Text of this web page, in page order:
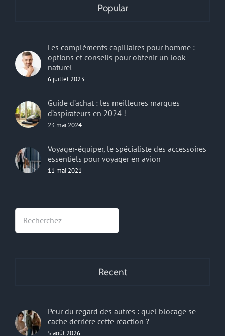
Popular
Les compléments capillaires pour homme :
options et conseils pour obtenir un look
naturel
6 juillet 2023
Guide d’achat : les meilleures marques
d’aspirateurs en 2024 !
23 mai 2024
Voyager-équiper, le spécialiste des accessoires
essentiels pour voyager en avion
11 mai 2021
Recent
Peur du regard des autres : quel blocage se
cache derrière cette réaction ?
5 août 2026